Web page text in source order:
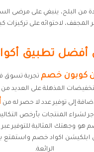
من البلح، ينبغي على مرضى
المجفف، لاحتوائه على تركيزات
أفضل تطبيق
كوبون خصم تجربة تسوق
المذهلة على العديد
إلى توفير عدد لا حصر له من
لشراء المنتجات بأرخص
وجهتك المثالية للتوفير عبر
ابلكيشن اكواد خصم واستمتع
الرائعة.